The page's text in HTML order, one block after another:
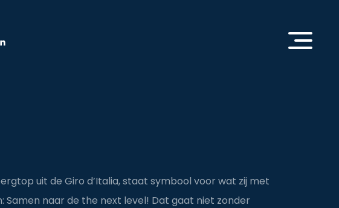
AnydayAnyday
uit de Giro d’Italia, staat symbool voor wat zij met
Samen naar de the next level! Dat gaat niet zonder